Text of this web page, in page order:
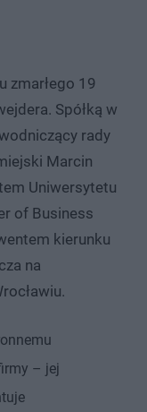
zmarłego 19
Spółką w
rady
Marcin
Uniwersytetu
of Business
kierunku
na
– jej